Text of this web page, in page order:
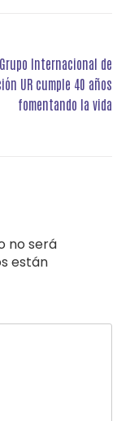
Internacional de
UR cumple 40 años
fomentando la vida
no será
están